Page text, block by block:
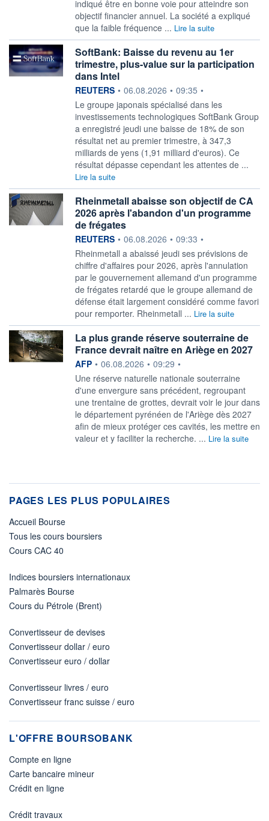
indiqué ​être en bonne voie ⁠pour atteindre son
objectif financier annuel. La ‌société a expliqué
que la faible fréquence ... Lire la suite
SoftBank: Baisse du revenu au 1er
trimestre, plus-value sur la participation
dans Intel
information fournie par
REUTERS • 06.08.2026 • 09:35 •
Le groupe japonais spécialisé ‌dans les
investissements technologiques SoftBank Group
a enregistré jeudi une baisse ​de 18% de son
résultat net au premier trimestre, à 347,3
milliards de yens (1,91 milliard d'euros). Ce
résultat dépasse cependant les attentes de ...
Lire la suite
Rheinmetall abaisse son objectif de CA
2026 après l'abandon d'un programme
de frégates
information fournie par
REUTERS • 06.08.2026 • 09:33 •
Rheinmetall a abaissé ‌jeudi ses prévisions de
chiffre d'affaires pour 2026, après l'annulation
par ​le gouvernement allemand d'un programme
de frégates retardé que le groupe allemand de
défense était largement considéré comme favori
pour remporter. Rheinmetall ... Lire la suite
La plus grande réserve souterraine de
France devrait naître en Ariège en 2027
information fournie par
AFP • 06.08.2026 • 09:29 •
Une réserve naturelle nationale souterraine
d'une envergure sans précédent, regroupant
une trentaine de grottes, devrait voir le jour dans
le département pyrénéen de l'Ariège dès 2027
afin de mieux protéger ces cavités, les mettre en
valeur et y faciliter la recherche. ... Lire la suite
PAGES LES PLUS POPULAIRES
Accueil Bourse
Tous les cours boursiers
Cours CAC 40
Indices boursiers internationaux
Palmarès Bourse
Cours du Pétrole (Brent)
Convertisseur de devises
Convertisseur dollar / euro
Convertisseur euro / dollar
Convertisseur livres / euro
Convertisseur franc suisse / euro
L'OFFRE BOURSOBANK
Compte en ligne
Carte bancaire mineur
Crédit en ligne
Crédit travaux